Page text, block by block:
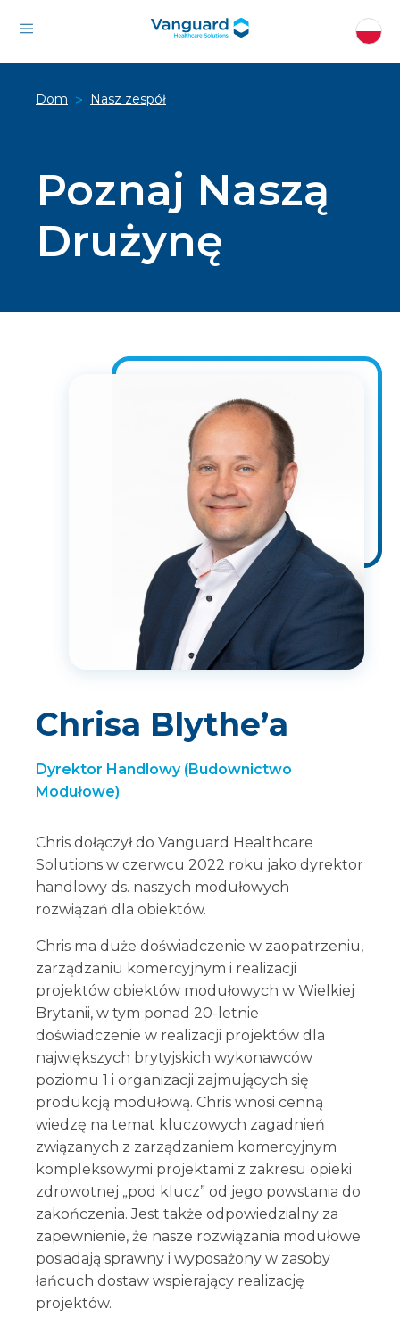
Dom > Nasz zespół
Poznaj Naszą
Drużynę
Chrisa Blythe’a
Dyrektor Handlowy (Budownictwo
Modułowe)
Chris dołączył do Vanguard Healthcare
Solutions w czerwcu 2022 roku jako dyrektor
handlowy ds. naszych modułowych
rozwiązań dla obiektów.
Chris ma duże doświadczenie w zaopatrzeniu,
zarządzaniu komercyjnym i realizacji
projektów obiektów modułowych w Wielkiej
Brytanii, w tym ponad 20-letnie
doświadczenie w realizacji projektów dla
największych brytyjskich wykonawców
poziomu 1 i organizacji zajmujących się
produkcją modułową. Chris wnosi cenną
wiedzę na temat kluczowych zagadnień
związanych z zarządzaniem komercyjnym
kompleksowymi projektami z zakresu opieki
zdrowotnej „pod klucz” od jego powstania do
zakończenia. Jest także odpowiedzialny za
zapewnienie, że nasze rozwiązania modułowe
posiadają sprawny i wyposażony w zasoby
łańcuch dostaw wspierający realizację
projektów.